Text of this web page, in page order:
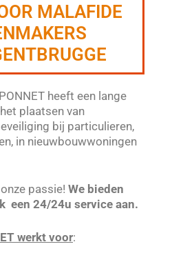
MALAFIDE
heeft een lange
plaatsen van
bij particulieren,
in nieuwbouwwoningen
passie! We bieden
een 24/24u service aan.
werkt voor: